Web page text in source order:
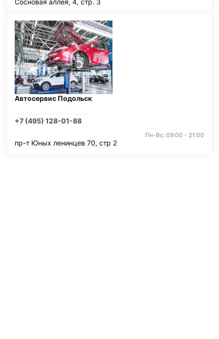
Сосновая аллея, 4, стр. 3
Автосервис Подольск
+7 (495) 128-01-88
Пн-Вс: 09:00 - 21:00
пр-т Юных ленинцев 70, стр 2